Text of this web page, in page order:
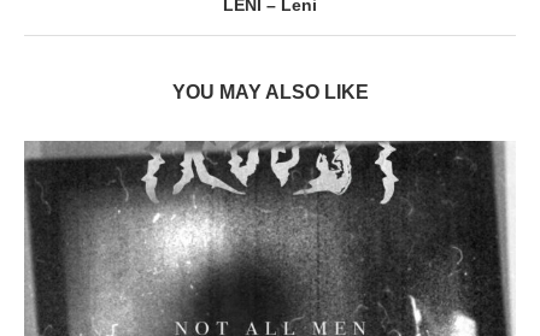
LENI – Leni
YOU MAY ALSO LIKE